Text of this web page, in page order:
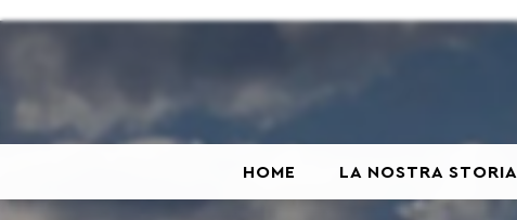
HOME LA NOSTRA STORIA